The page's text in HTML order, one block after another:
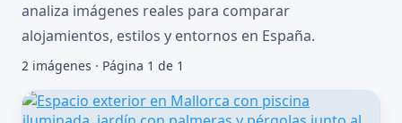
analiza imágenes reales para comparar
alojamientos, estilos y entornos en España.
2 imágenes · Página 1 de 1